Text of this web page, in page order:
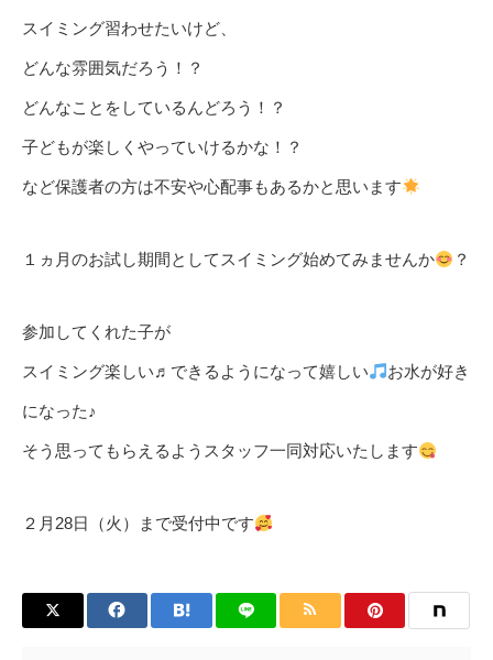
スイミング習わせたいけど、
どんな雰囲気だろう！？
どんなことをしているんどろう！？
子どもが楽しくやっていけるかな！？
など保護者の方は不安や心配事もあるかと思います
１ヵ月のお試し期間としてスイミング始めてみませんか ？
参加してくれた子が
スイミング楽しい♬できるようになって嬉しい お水が好き
になった♪
そう思ってもらえるようスタッフ一同対応いたします
２月28日（火）まで受付中です